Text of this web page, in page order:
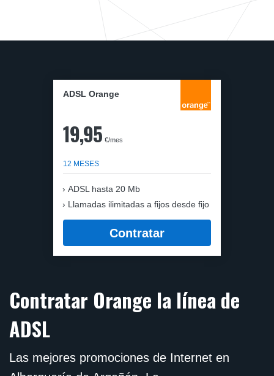
ADSL Orange
19,95 €/mes
12 MESES
ADSL hasta 20 Mb
Llamadas ilimitadas a fijos desde fijo
Contratar
Contratar Orange la línea de
ADSL
Las mejores promociones de Internet en